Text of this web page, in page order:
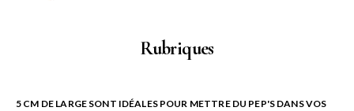
Rubriques
5 CM DE LARGE SONT IDÉALES POUR METTRE DU PEP'S DANS VOS